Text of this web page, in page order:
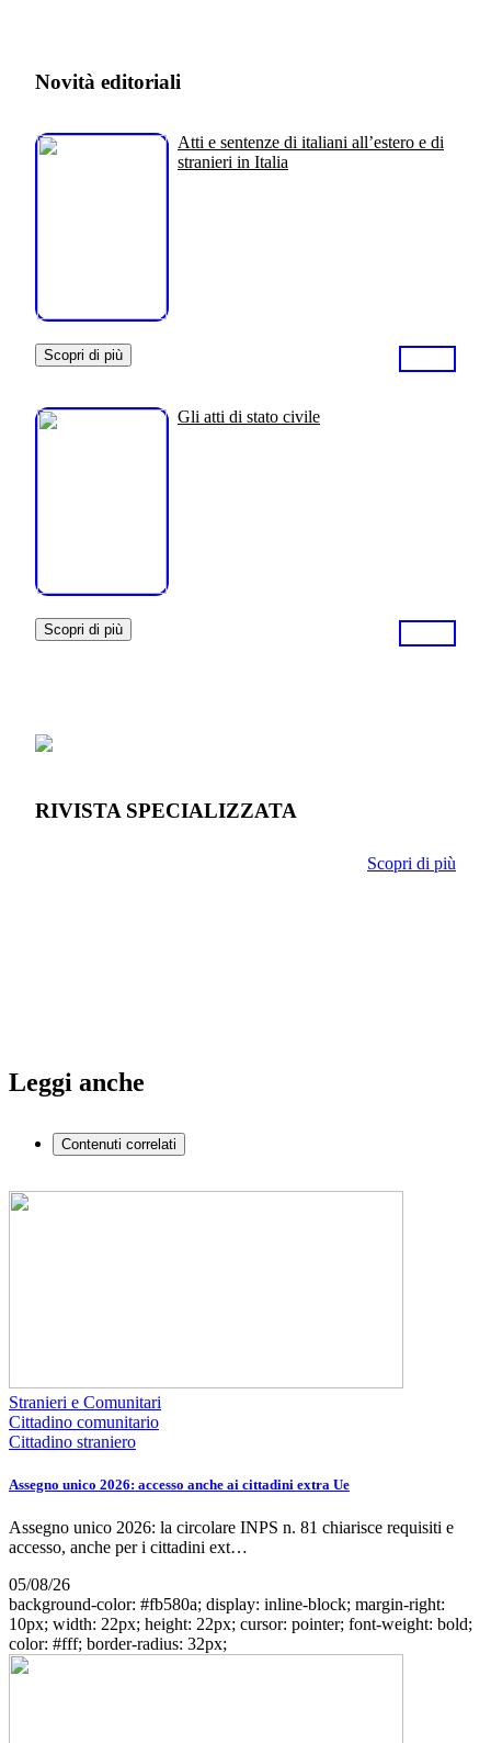
Novità editoriali
Atti e sentenze di italiani all’estero e di
stranieri in Italia
Scopri di più
Gli atti di stato civile
Scopri di più
RIVISTA SPECIALIZZATA
Scopri di più
Leggi anche
Contenuti correlati
Stranieri e Comunitari
Cittadino comunitario
Cittadino straniero
Assegno unico 2026: accesso anche ai cittadini extra Ue
Assegno unico 2026: la circolare INPS n. 81 chiarisce requisiti e
accesso, anche per i cittadini ext…
05/08/26
background-color: #fb580a; display: inline-block; margin-right:
10px; width: 22px; height: 22px; cursor: pointer; font-weight: bold;
color: #fff; border-radius: 32px;